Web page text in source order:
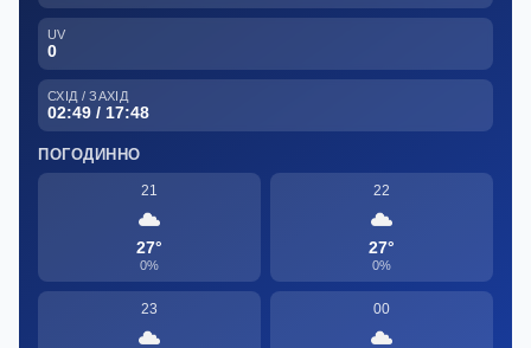
UV
0
СХІД / ЗАХІД
02:49 / 17:48
ПОГОДИННО
21
27°
0%
22
27°
0%
23 00